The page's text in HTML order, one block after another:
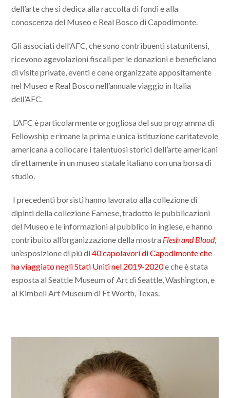
dell’arte che si dedica alla raccolta di fondi e alla
conoscenza del Museo e Real Bosco di Capodimonte.
Gli associati dell’AFC, che sono contribuenti statunitensi,
ricevono agevolazioni fiscali per le donazioni e beneficiano
di visite private, eventi e cene organizzate appositamente
nel Museo e Real Bosco nell’annuale viaggio in Italia
dell’AFC.
L’AFC è particolarmente orgogliosa del suo programma di
Fellowship e rimane la prima e unica istituzione caritatevole
americana a collocare i talentuosi storici dell’arte americani
direttamente in un museo statale italiano con una borsa di
studio.
I precedenti borsisti hanno lavorato alla collezione di
dipinti della collezione Farnese, tradotto le pubblicazioni
del Museo e le informazioni al pubblico in inglese, e hanno
contribuito all’organizzazione della mostra Flesh and Blood,
un’esposizione di più di40 capolavori di Capodimonte che
ha viaggiato negli Stati Uniti nel 2019-2020e che è stata
esposta al Seattle Museum of Art di Seattle, Washington, e
al Kimbell Art Museum di Ft Worth, Texas.